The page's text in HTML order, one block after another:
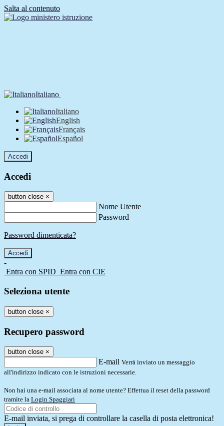
Salta al contenuto
Italiano
Italiano
English
Français
Español
Accedi
Accedi
button close ×
Nome Utente
Password
Password dimenticata?
-
Entra con SPID Entra con CIE
Seleziona utente
button close ×
Recupero password
button close ×
E-mail Verrà inviato un messaggio
all'indirizzo indicato con le istruzioni necessarie.
Non hai una e-mail associata al nome utente? Effettua il reset della password
tramite la Login Spaggiari
E-mail inviata, si prega di controllare la casella di posta elettronica!